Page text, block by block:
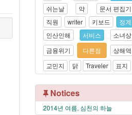
쉬는날
약
문서 편집기
직원
writer 키보드
정계
인산인해
서비스
소녀상
금융위기
다른점
상해역
교민지
닭 Traveler 표지
Notices
2014년 여름, 심천의 하늘